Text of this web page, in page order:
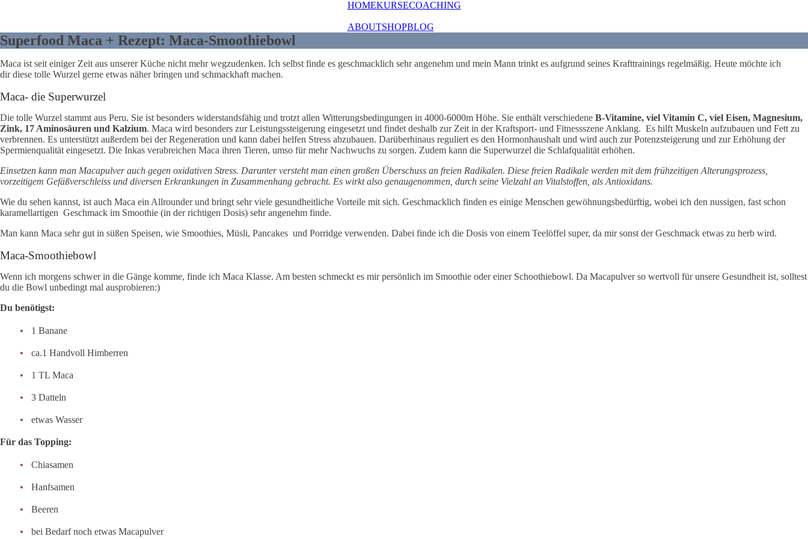
HOMEKURSECOACHING
ABOUTSHOPBLOG
Superfood Maca + Rezept: Maca-Smoothiebowl
Maca ist seit einiger Zeit aus unserer Küche nicht mehr wegzudenken. Ich selbst finde es geschmacklich sehr angenehm und mein Mann trinkt es aufgrund seines Krafttrainings regelmäßig. Heute möchte ich
dir diese tolle Wurzel gerne etwas näher bringen und schmackhaft machen.
Maca- die Superwurzel
Die tolle Wurzel stammt aus Peru. Sie ist besonders widerstandsfähig und trotzt allen Witterungsbedingungen in 4000-6000m Höhe. Sie enthält verschiedene B-Vitamine, viel Vitamin C, viel Eisen, Magnesium,
Zink, 17 Aminosäuren und Kalzium. Maca wird besonders zur Leistungssteigerung eingesetzt und findet deshalb zur Zeit in der Kraftsport- und Fitnessszene Anklang. Es hilft Muskeln aufzubauen und Fett zu
verbrennen. Es unterstützt außerdem bei der Regeneration und kann dabei helfen Stress abzubauen. Darüberhinaus reguliert es den Hormonhaushalt und wird auch zur Potenzsteigerung und zur Erhöhung der
Spermienqualität eingesetzt. Die Inkas verabreichen Maca ihren Tieren, umso für mehr Nachwuchs zu sorgen. Zudem kann die Superwurzel die Schlafqualität erhöhen.
Einsetzen kann man Macapulver auch gegen oxidativen Stress. Darunter versteht man einen großen Überschuss an freien Radikalen. Diese freien Radikale werden mit dem frühzeitigen Alterungsprozess,
vorzeitigem Gefäßverschleiss und diversen Erkrankungen in Zusammenhang gebracht. Es wirkt also genaugenommen, durch seine Vielzahl an Vitalstoffen, als Antioxidans.
Wie du sehen kannst, ist auch Maca ein Allrounder und bringt sehr viele gesundheitliche Vorteile mit sich. Geschmacklich finden es einige Menschen gewöhnungsbedürftig, wobei ich den nussigen, fast schon
karamellartigen Geschmack im Smoothie (in der richtigen Dosis) sehr angenehm finde.
Man kann Maca sehr gut in süßen Speisen, wie Smoothies, Müsli, Pancakes und Porridge verwenden. Dabei finde ich die Dosis von einem Teelöffel super, da mir sonst der Geschmack etwas zu herb wird.
Maca-Smoothiebowl
Wenn ich morgens schwer in die Gänge komme, finde ich Maca Klasse. Am besten schmeckt es mir persönlich im Smoothie oder einer Schoothiebowl. Da Macapulver so wertvoll für unsere Gesundheit ist, solltest
du die Bowl unbedingt mal ausprobieren:)
Du benötigst:
1 Banane
ca.1 Handvoll Himberren
1 TL Maca
3 Datteln
etwas Wasser
Für das Topping:
Chiasamen
Hanfsamen
Beeren
bei Bedarf noch etwas Macapulver